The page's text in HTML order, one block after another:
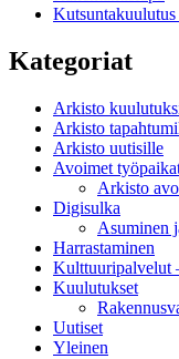
Kategoriat
Arkisto
Arkisto
Arkisto uutisille
Avoimet
Arkisto
Digisulka
Asuminen
Harrastaminen
Kulttuuripalvelut
Kuulutukset
Uutiset
Yleinen